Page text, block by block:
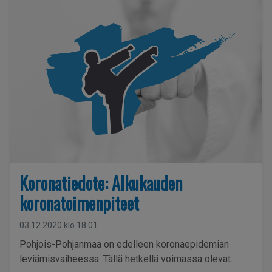
Ilmoittautuminen ja lisätiedot leirikutsussa.
Koronatiedote: Alkukauden
koronatoimenpiteet
03.12.2020 klo 18:01
Pohjois-Pohjanmaa on edelleen koronaepidemian
leviämisvaiheessa. Tällä hetkellä voimassa olevat